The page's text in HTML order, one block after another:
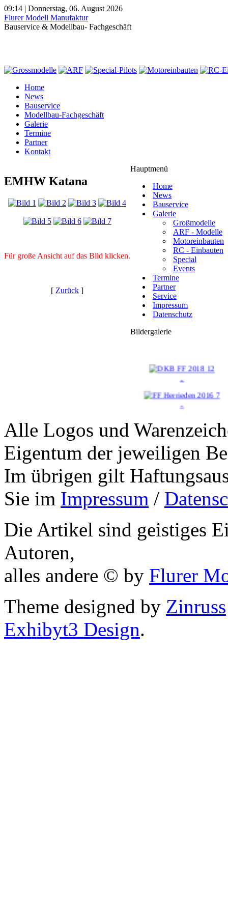
09:14 | Donnerstag, 06. August 2026
Flurer Modell Manufaktur
Bauservice & Modellbau- Fachgeschäft
Home
News
Bauservice
Modellbau-Fachgeschäft
Galerie
Termine
Partner
Kontakt
EMHW Katana
Für große Ansicht auf das Bild klicken.
[ Zurück ]
Hauptmenü
Home
News
Bauservice
Galerie
Großmodelle
ARF - Modelle
Motoreinbauten
RC - Einbauten
Special
Events
Termine
Partner
Service
Impressum
Datenschutz
Bildergalerie
..
..
..
..
..
..
..
..
..
Alle Logos und
Eigentum der jeweiligen
Im übrigen gilt
Sie im Impressum /
Die Artikel sind geistiges
Autoren,
alles andere © by Flurer
Theme designed by Zinruss
Exhibyt3 Design.